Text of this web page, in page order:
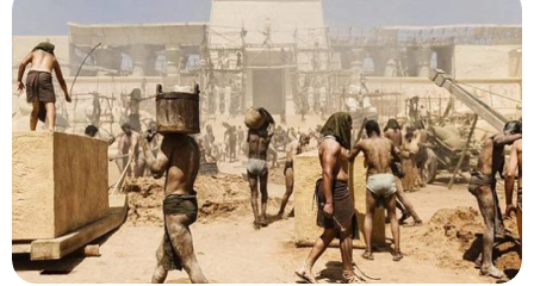
музика
во
Лас
Вегас